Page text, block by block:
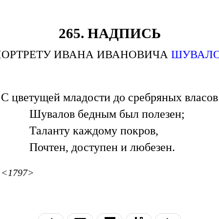
265. НАДПИСЬ
ИВАНА ИВАНОВИЧА
С цветущей младости до сребряных власов
Шувалов бедным был полезен;
Таланту каждому покров,
Почтен, доступен и любезен.
<1797>